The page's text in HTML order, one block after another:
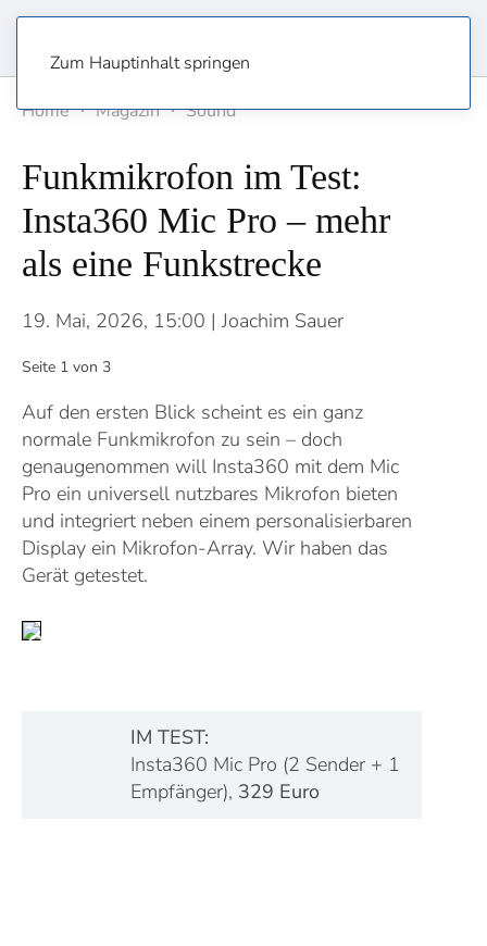
Zum Hauptinhalt springen
Home
Magazin Sound
Funkmikrofon im Test:
Insta360 Mic Pro – mehr
als eine Funkstrecke
19. Mai, 2026, 15:00 | Joachim Sauer
Seite 1 von 3
Auf den ersten Blick scheint es ein ganz
normale Funkmikrofon zu sein – doch
genaugenommen will Insta360 mit dem Mic
Pro ein universell nutzbares Mikrofon bieten
und integriert neben einem personalisierbaren
Display ein Mikrofon-Array. Wir haben das
Gerät getestet.
IM TEST:
Insta360 Mic Pro (2 Sender + 1
Empfänger), 329 Euro